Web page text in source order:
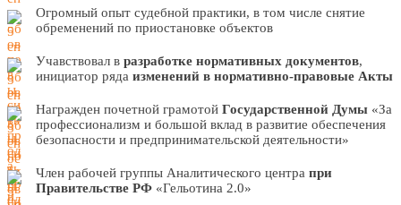
Огромный опыт судебной практики, в том числе снятие
обременений по приостановке объектов
Учавствовал в разработке нормативных документов,
инициатор ряда изменений в нормативно-правовые Акты
Награжден почетной грамотой Государственной Думы «За
профессионализм и большой вклад в развитие обеспечения
безопасности и предпринимательской деятельности»
Член рабочей группы Аналитического центра при
Правительстве РФ «Гельотина 2.0»